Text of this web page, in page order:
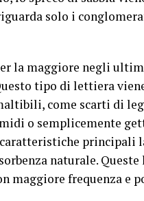
solo i
la maggiore negli
tipo di lettiera
come scarti di
o semplicemente
principali
naturale.
maggiore frequenza e